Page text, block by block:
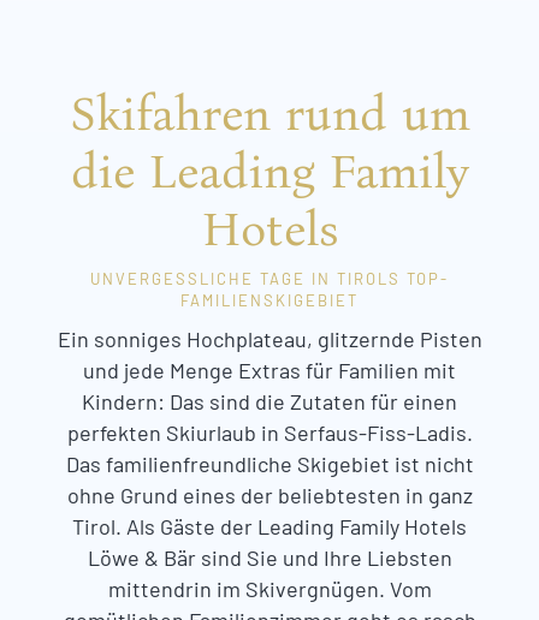
Skifahren rund um
die Leading Family
Hotels
UNVERGESSLICHE TAGE IN TIROLS TOP-
FAMILIENSKIGEBIET
Ein sonniges Hochplateau, glitzernde Pisten
und jede Menge Extras für Familien mit
Kindern: Das sind die Zutaten für einen
perfekten Skiurlaub in Serfaus-Fiss-Ladis.
Das familienfreundliche Skigebiet ist nicht
ohne Grund eines der beliebtesten in ganz
Tirol. Als Gäste der Leading Family Hotels
Löwe & Bär sind Sie und Ihre Liebsten
mittendrin im Skivergnügen. Vom